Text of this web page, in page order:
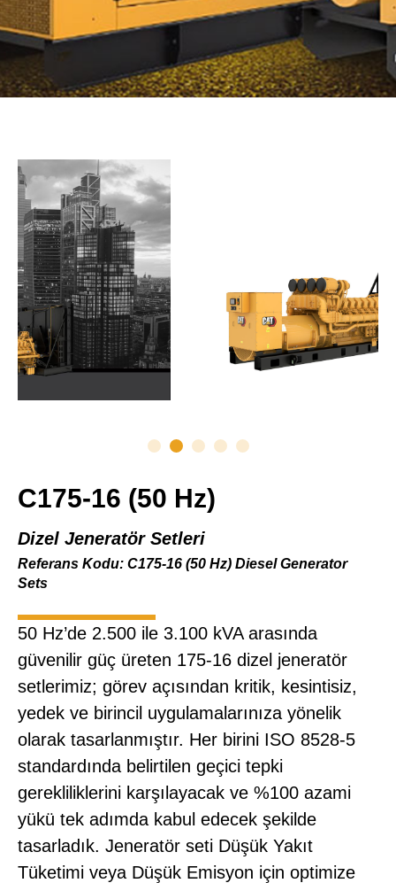
C175-16 (50 Hz)
Dizel Jeneratör Setleri
Referans Kodu: C175-16 (50 Hz) Diesel Generator
Sets
50 Hz’de 2.500 ile 3.100 kVA arasında
güvenilir güç üreten 175-16 dizel jeneratör
setlerimiz; görev açısından kritik, kesintisiz,
yedek ve birincil uygulamalarınıza yönelik
olarak tasarlanmıştır. Her birini ISO 8528-5
standardında belirtilen geçici tepki
gerekliliklerini karşılayacak ve %100 azami
yükü tek adımda kabul edecek şekilde
tasarladık. Jeneratör seti Düşük Yakıt
Tüketimi veya Düşük Emisyon için optimize